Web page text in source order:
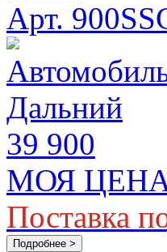
Арт.
Дальний
39 900
МОЯ
Поставка
Подробнее >